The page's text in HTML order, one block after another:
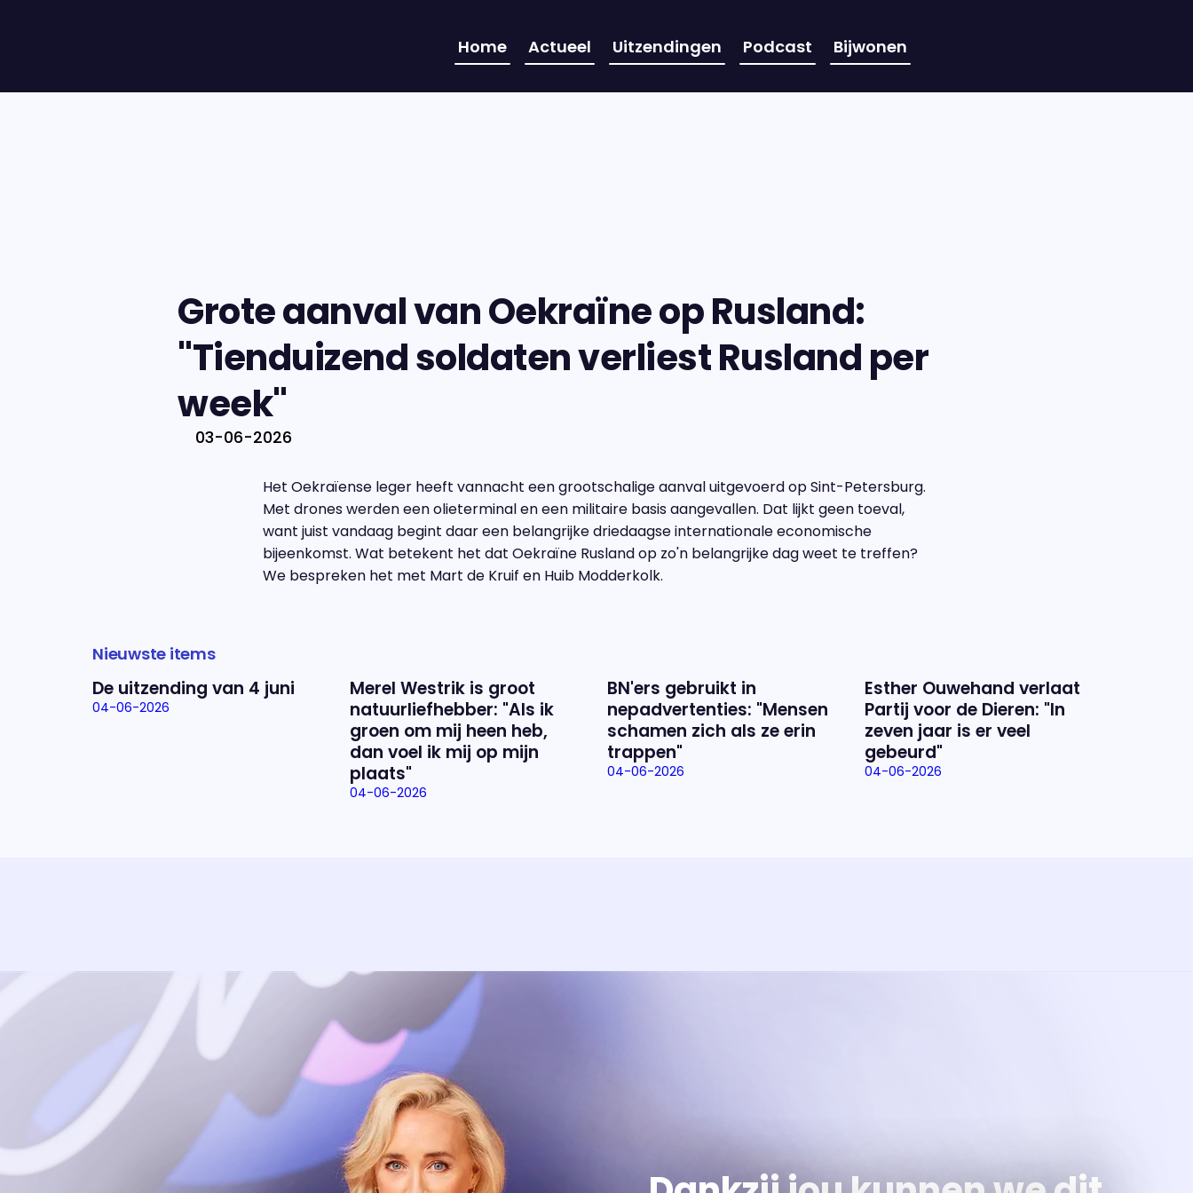
Home Actueel Uitzendingen Podcast Bijwonen
Grote aanval van Oekraïne op Rusland:
"Tienduizend soldaten verliest Rusland per
week"
03-06-2026
Het Oekraïense leger heeft vannacht een grootschalige aanval uitgevoerd op Sint-Petersburg.
Met drones werden een olieterminal en een militaire basis aangevallen. Dat lijkt geen toeval,
want juist vandaag begint daar een belangrijke driedaagse internationale economische
bijeenkomst. Wat betekent het dat Oekraïne Rusland op zo'n belangrijke dag weet te treffen?
We bespreken het met Mart de Kruif en Huib Modderkolk.
Nieuwste items
De uitzending van 4 juni
04-06-2026
Merel Westrik is groot
natuurliefhebber: "Als ik
groen om mij heen heb,
dan voel ik mij op mijn
plaats"
04-06-2026
BN'ers gebruikt in
nepadvertenties: "Mensen
schamen zich als ze erin
trappen"
04-06-2026
Esther Ouwehand verlaat
Partij voor de Dieren: "In
zeven jaar is er veel
gebeurd"
04-06-2026